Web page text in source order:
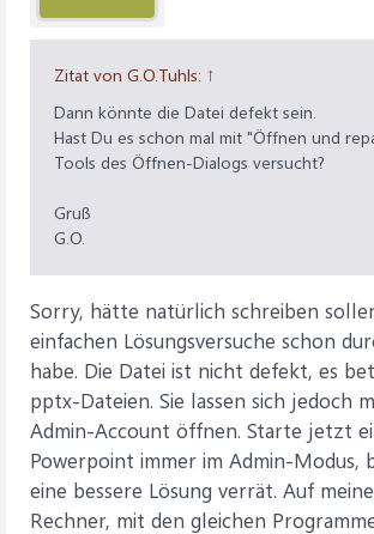
Zitat von G.O.Tuhls: ↑
Dann könnte die Datei defekt sein.
Hast Du es schon mal mit "Öffnen und
Tools des Öffnen-Dialogs versucht?
Gruß
G.O.
Sorry, hätte natürlich schreiben
einfachen Lösungsversuche schon
habe. Die Datei ist nicht defekt, es
pptx-Dateien. Sie lassen sich jedoch
Admin-Account öffnen. Starte jetzt
Powerpoint immer im Admin-Modus,
eine bessere Lösung verrät. Auf
Rechner, mit den gleichen